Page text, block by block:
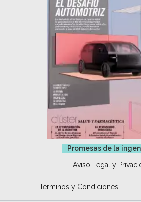
Promesas de la
Aviso Legal y
Términos y Condiciones